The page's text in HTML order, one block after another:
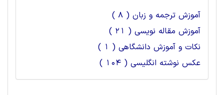
آموزش ترجمه و زبان ( 8 )
آموزش مقاله نویسی ( 21 )
نکات و آموزش دانشگاهی ( 1 )
عکس نوشته انگلیسی ( 104 )